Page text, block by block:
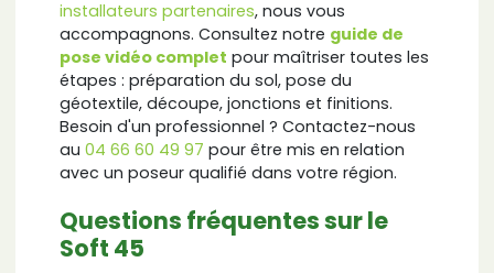
installateurs partenaires, nous vous
accompagnons. Consultez notre guide de
pose vidéo complet pour maîtriser toutes les
étapes : préparation du sol, pose du
géotextile, découpe, jonctions et finitions.
Besoin d'un professionnel ? Contactez-nous
au 04 66 60 49 97 pour être mis en relation
avec un poseur qualifié dans votre région.
Questions fréquentes sur le
Soft 45